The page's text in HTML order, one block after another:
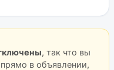
, так что вы
в объявлении,